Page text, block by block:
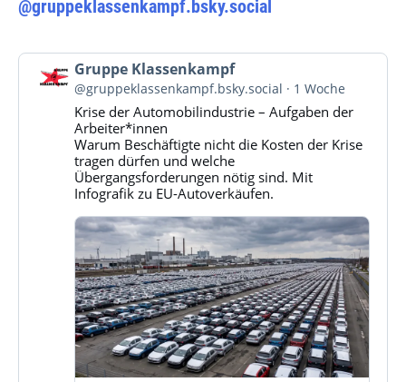
@gruppeklassenkampf.bsky.social
Beitrag
von
Gruppe
Klassenkampf
Bluesky
ansehen
Gruppe Klassenkampf
@gruppeklassenkampf.bsky.social 1 Woche
Krise der Automobilindustrie – Aufgaben der
Arbeiter*innen
Warum Beschäftigte nicht die Kosten der Krise
tragen dürfen und welche
Übergangsforderungen nötig sind. Mit
Infografik zu EU-Autoverkäufen.